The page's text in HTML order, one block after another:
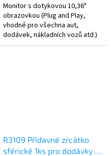
Monitor s dotykovou 10,36"
obrazovkou (Plug and Play,
vhodné pro všechna aut,
dodávek, nákladních vozů atd.)
je dodávána se stojánkem pro
R3109 Přídavné zrcátko
sférické 1ks pro dodávky a